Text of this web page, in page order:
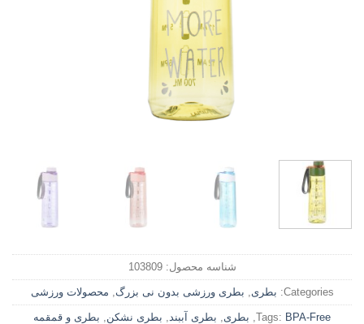
شناسه محصول:103809
Categories: بطری بطری ورزشی بدون نی بزرگ محصولات ورزشی
Tags: BPA-Free بطری بطری آببند بطری نشکن
بطری و قمقمه